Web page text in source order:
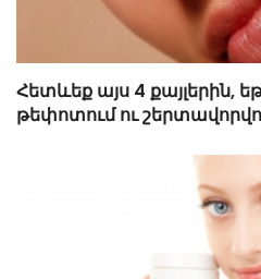
Հետևեք այս 4 քայլերին,
թեփոտում ու